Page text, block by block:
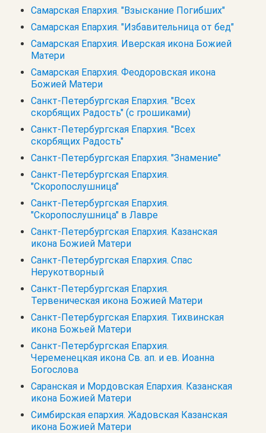
Самарская Епархия. "Взыскание Погибших"
Самарская Епархия. "Избавительница от бед"
Самарская Епархия. Иверская икона Божией
Матери
Самарская Епархия. Феодоровская икона
Божией Матери
Санкт-Петербургская Епархия. "Всех
скорбящих Радость" (с грошиками)
Санкт-Петербургская Епархия. "Всех
скорбящих Радость"
Санкт-Петербургская Епархия. "Знамение"
Санкт-Петербургская Епархия.
"Скоропослушница"
Санкт-Петербургская Епархия.
"Скоропослушница" в Лавре
Санкт-Петербургская Епархия. Казанская
икона Божией Матери
Санкт-Петербургская Епархия. Спас
Нерукотворный
Санкт-Петербургская Епархия.
Тервеническая икона Божией Матери
Санкт-Петербургская Епархия. Тихвинская
икона Божьей Матери
Санкт-Петербургская Епархия.
Череменецкая икона Св. ап. и ев. Иоанна
Богослова
Саранская и Мордовская Епархия. Казанская
икона Божией Матери
Симбирская епархия. Жадовская Казанская
икона Божией Матери